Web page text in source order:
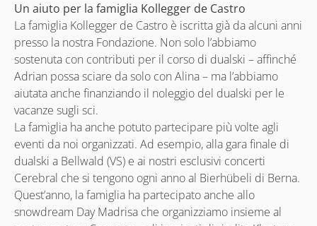
Un aiuto per la famiglia Kollegger de Castro
La famiglia Kollegger de Castro è iscritta già da alcuni anni
presso la nostra Fondazione. Non solo l’abbiamo
sostenuta con contributi per il corso di dualski – affinché
Adrian possa sciare da solo con Alina – ma l’abbiamo
aiutata anche finanziando il noleggio del dualski per le
vacanze sugli sci.
La famiglia ha anche potuto partecipare più volte agli
eventi da noi organizzati. Ad esempio, alla gara finale di
dualski a Bellwald (VS) e ai nostri esclusivi concerti
Cerebral che si tengono ogni anno al Bierhübeli di Berna.
Quest’anno, la famiglia ha partecipato anche allo
snowdream Day Madrisa che organizziamo insieme al